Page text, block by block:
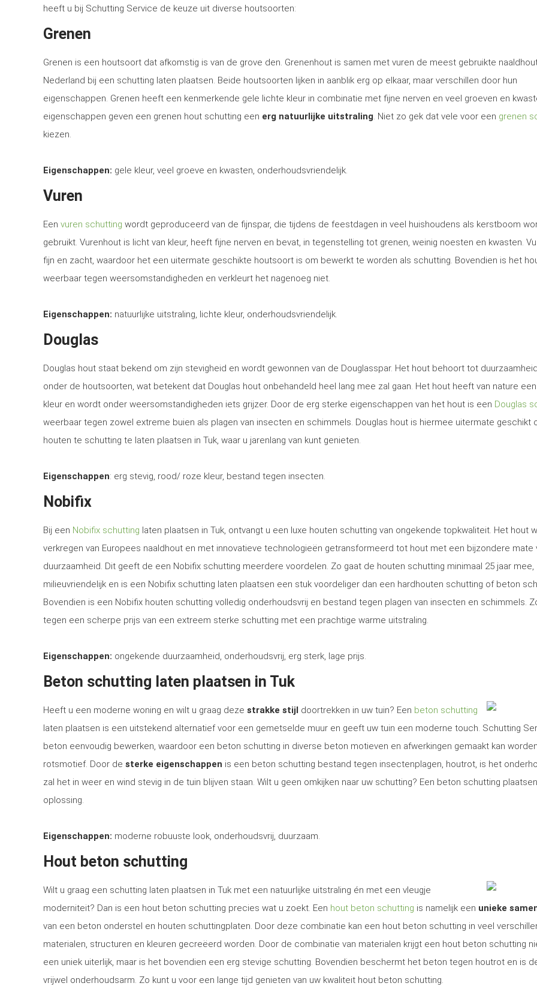
heeft u bij Schutting Service de keuze uit diverse houtsoorten:
Grenen
Grenen is een houtsoort dat afkomstig is van de grove den. Grenenhout is samen met vuren de meest gebruikte
Nederland bij een schutting laten plaatsen. Beide houtsoorten lijken in aanblik erg op elkaar, maar verschillen door hun
eigenschappen. Grenen heeft een kenmerkende gele lichte kleur in combinatie met fijne nerven en veel groeven en
eigenschappen geven een grenen hout schutting een erg natuurlijke uitstraling. Niet zo gek dat vele voor een grenen
kiezen.
Eigenschappen: gele kleur, veel groeve en kwasten, onderhoudsvriendelijk.
Vuren
Een vuren schutting wordt geproduceerd van de fijnspar, die tijdens de feestdagen in veel huishoudens als kerstboom
gebruikt. Vurenhout is licht van kleur, heeft fijne nerven en bevat, in tegenstelling tot grenen, weinig noesten en kwasten.
fijn en zacht, waardoor het een uitermate geschikte houtsoort is om bewerkt te worden als schutting. Bovendien is het
weerbaar tegen weersomstandigheden en verkleurt het nagenoeg niet.
Eigenschappen: natuurlijke uitstraling, lichte kleur, onderhoudsvriendelijk.
Douglas
Douglas hout staat bekend om zijn stevigheid en wordt gewonnen van de Douglasspar. Het hout behoort tot
onder de houtsoorten, wat betekent dat Douglas hout onbehandeld heel lang mee zal gaan. Het hout heeft van nature
kleur en wordt onder weersomstandigheden iets grijzer. Door de erg sterke eigenschappen van het hout is een Douglas
weerbaar tegen zowel extreme buien als plagen van insecten en schimmels. Douglas hout is hiermee uitermate geschikt
houten te schutting te laten plaatsen in Tuk, waar u jarenlang van kunt genieten.
Eigenschappen: erg stevig, rood/ roze kleur, bestand tegen insecten.
Nobifix
Bij een Nobifix schutting laten plaatsen in Tuk, ontvangt u een luxe houten schutting van ongekende topkwaliteit. Het hout
verkregen van Europees naaldhout en met innovatieve technologieën getransformeerd tot hout met een bijzondere mate
duurzaamheid. Dit geeft de een Nobifix schutting meerdere voordelen. Zo gaat de houten schutting minimaal 25 jaar mee,
milieuvriendelijk en is een Nobifix schutting laten plaatsen een stuk voordeliger dan een hardhouten schutting of beton
Bovendien is een Nobifix houten schutting volledig onderhoudsvrij en bestand tegen plagen van insecten en schimmels.
tegen een scherpe prijs van een extreem sterke schutting met een prachtige warme uitstraling.
Eigenschappen: ongekende duurzaamheid, onderhoudsvrij, erg sterk, lage prijs.
Beton schutting laten plaatsen in Tuk
Heeft u een moderne woning en wilt u graag deze strakke stijl doortrekken in uw tuin? Een beton schutting
laten plaatsen is een uitstekend alternatief voor een gemetselde muur en geeft uw tuin een moderne touch. Schutting
beton eenvoudig bewerken, waardoor een beton schutting in diverse beton motieven en afwerkingen gemaakt kan
rotsmotief. Door de sterke eigenschappen is een beton schutting bestand tegen insectenplagen, houtrot, is het
zal het in weer en wind stevig in de tuin blijven staan. Wilt u geen omkijken naar uw schutting? Een beton schutting
oplossing.
Eigenschappen: moderne robuuste look, onderhoudsvrij, duurzaam.
Hout beton schutting
Wilt u graag een schutting laten plaatsen in Tuk met een natuurlijke uitstraling én met een vleugje
moderniteit? Dan is een hout beton schutting precies wat u zoekt. Een hout beton schutting is namelijk een unieke
van een beton onderstel en houten schuttingplaten. Door deze combinatie kan een hout beton schutting in veel
materialen, structuren en kleuren gecreëerd worden. Door de combinatie van materialen krijgt een hout beton schutting
een uniek uiterlijk, maar is het bovendien een erg stevige schutting. Bovendien beschermt het beton tegen houtrot en is
vrijwel onderhoudsarm. Zo kunt u voor een lange tijd genieten van uw kwaliteit hout beton schutting.